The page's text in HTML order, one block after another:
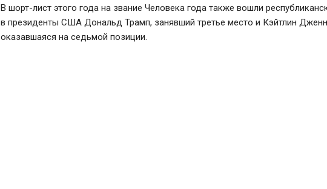
В шорт-лист этого года на звание Человека года также вошли
в президенты США Дональд Трамп, занявший третье место и Кэйтлин
оказавшаяся на седьмой позиции.